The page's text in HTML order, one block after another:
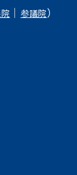
｜参議院）